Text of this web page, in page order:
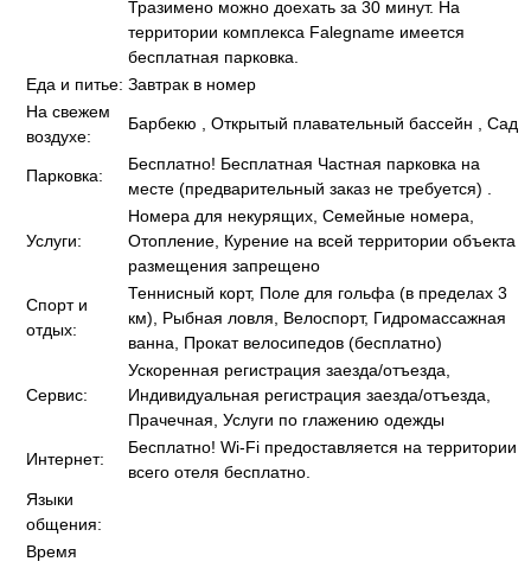
Тразимено можно доехать за 30 минут. На
территории комплекса Falegname имеется
бесплатная парковка.
Еда и питье: Завтрак в номер
На свежем
воздухе:
Барбекю , Открытый плавательный бассейн , Сад
Парковка:
Бесплатно! Бесплатная Частная парковка на
месте (предварительный заказ не требуется) .
Услуги:
Номера для некурящих, Семейные номера,
Отопление, Курение на всей территории объекта
размещения запрещено
Спорт и
отдых:
Теннисный корт, Поле для гольфа (в пределах 3
км), Рыбная ловля, Велоспорт, Гидромассажная
ванна, Прокат велосипедов (бесплатно)
Сервис:
Ускоренная регистрация заезда/отъезда,
Индивидуальная регистрация заезда/отъезда,
Прачечная, Услуги по глажению одежды
Интернет:
Бесплатно! Wi-Fi предоставляется на территории
всего отеля бесплатно.
Языки
общения:
Время